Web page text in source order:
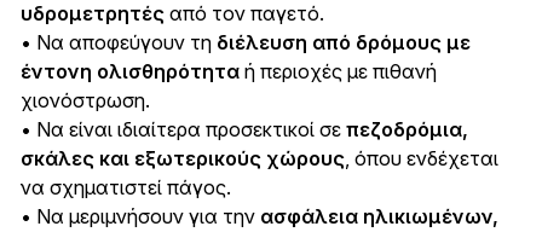
υδρομετρητές από τον παγετό.
• Να αποφεύγουν τη διέλευση από δρόμους με
έντονη ολισθηρότητα ή περιοχές με πιθανή
χιονόστρωση.
• Να είναι ιδιαίτερα προσεκτικοί σε πεζοδρόμια,
σκάλες και εξωτερικούς χώρους, όπου ενδέχεται
να σχηματιστεί πάγος.
• Να μεριμνήσουν για την ασφάλεια ηλικιωμένων,